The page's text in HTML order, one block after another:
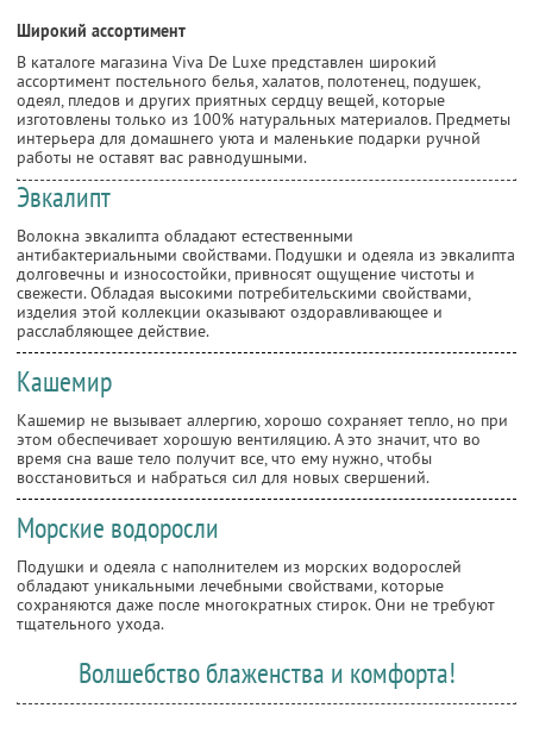
Широкий ассортимент
В каталоге магазина Viva De Luxe представлен широкий
ассортимент постельного белья, халатов, полотенец, подушек,
одеял, пледов и других приятных сердцу вещей, которые
изготовлены только из 100% натуральных материалов. Предметы
интерьера для домашнего уюта и маленькие подарки ручной
работы не оставят вас равнодушными.
Эвкалипт
Волокна эвкалипта обладают естественными
антибактериальными свойствами. Подушки и одеяла из эвкалипта
долговечны и износостойки, привносят ощущение чистоты и
свежести. Обладая высокими потребительскими свойствами,
изделия этой коллекции оказывают оздоравливающее и
расслабляющее действие.
Кашемир
Кашемир не вызывает аллергию, хорошо сохраняет тепло, но при
этом обеспечивает хорошую вентиляцию. А это значит, что во
время сна ваше тело получит все, что ему нужно, чтобы
восстановиться и набраться сил для новых свершений.
Морские водоросли
Подушки и одеяла с наполнителем из морских водорослей
обладают уникальными лечебными свойствами, которые
сохраняются даже после многократных стирок. Они не требуют
тщательного ухода.
Волшебство блаженства и комфорта!